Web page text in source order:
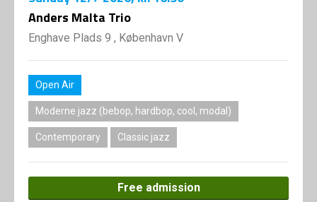
Anders Malta Trio
Enghave Plads 9 , København V
Open Air
Moderne jazz (bebop, hardbop, cool, modal)
Contemporary Classic jazz
Free admission